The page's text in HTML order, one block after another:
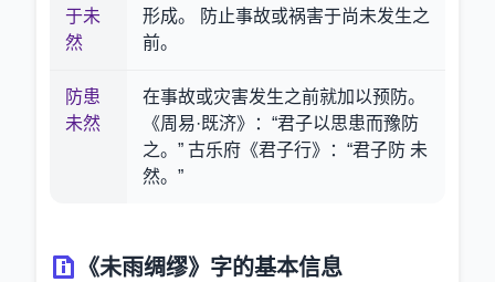
于未
然
形成。 防止事故或祸害于尚未发生之
前。
防患
未然
在事故或灾害发生之前就加以预防。
《周易·既济》：“君子以思患而豫防
之。” 古乐府《君子行》：“君子防 未
然。”
《未雨绸缪》字的基本信息